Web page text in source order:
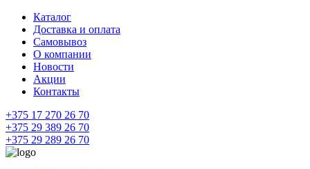
Каталог
Доставка и оплата
Самовывоз
О компании
Новости
Акции
Контакты
+375 17 270 26 70
+375 29 389 26 70
+375 29 289 26 70